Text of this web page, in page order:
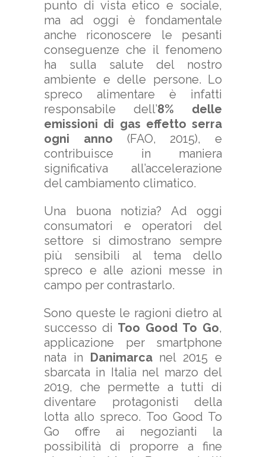
punto di vista etico e sociale,
ma ad oggi è fondamentale
anche riconoscere le pesanti
conseguenze che il fenomeno
ha sulla salute del nostro
ambiente e delle persone. Lo
spreco alimentare è infatti
responsabile dell’8% delle
emissioni di gas effetto serra
ogni anno (FAO, 2015), e
contribuisce in maniera
significativa all’accelerazione
del cambiamento climatico.
Una buona notizia? Ad oggi
consumatori e operatori del
settore si dimostrano sempre
più sensibili al tema dello
spreco e alle azioni messe in
campo per contrastarlo.
Sono queste le ragioni dietro al
successo di Too Good To Go,
applicazione per smartphone
nata in Danimarcanel 2015 e
sbarcata in Italia nel marzo del
2019, che permette a tutti di
diventare protagonisti della
lotta allo spreco. Too Good To
Go offre ai negozianti la
possibilità di proporre a fine